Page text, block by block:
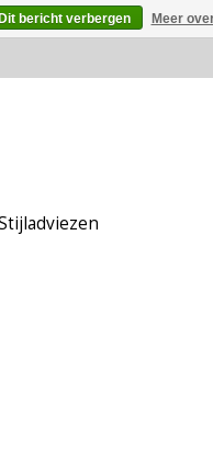
Dit bericht verbergen Meer